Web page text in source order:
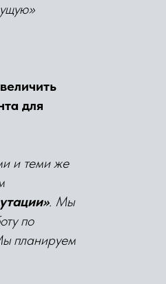
для
и теми же
. Мы
по
планируем